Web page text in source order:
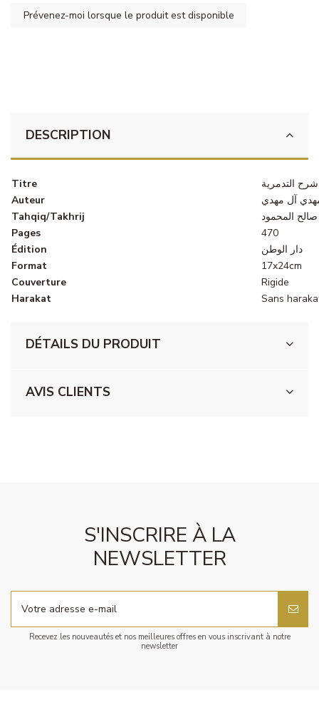
DESCRIPTION
Titre
شرح التدمرية
Auteur
آل مهدي
Tahqiq/Takhrij
المحمود
Pages
470
Édition
دار الوطن
Format
17x24cm
Couverture
Rigide
Harakat
Sans
DÉTAILS DU PRODUIT
AVIS CLIENTS
S'INSCRIRE À LA
NEWSLETTER
Recevez les nouveautés et nos meilleures offres en vous inscrivant à notre
newsletter